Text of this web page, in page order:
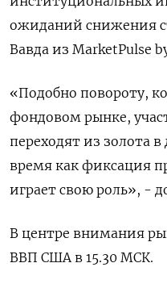
ожиданий снижения
Вавда из MarketPulse
«Подобно повороту,
фондовом рынке,
переходят из золота
время как фиксация
играет свою роль», -
В центре внимания
ВВП США в 15.30 МСК.